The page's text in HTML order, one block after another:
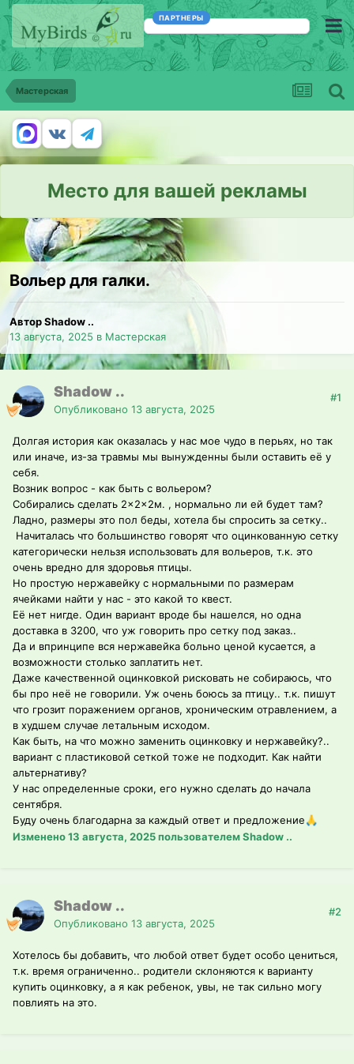
ПАРТНЕРЫ
Мастерская
Место для вашей рекламы
Вольер для галки.
Автор Shadow ..
13 августа, 2025 в Мастерская
Shadow ..
Опубликовано 13 августа, 2025
#1
Долгая история как оказалась у нас мое чудо в перьях, но так
или иначе, из-за травмы мы вынужденны были оставить её у
себя.
Возник вопрос - как быть с вольером?
Собирались сделать 2×2×2м. , нормально ли ей будет там?
Ладно, размеры это пол беды, хотела бы спросить за сетку..
Начиталась что большинство говорят что оцинкованную сетку
категорически нельзя использовать для вольеров, т.к. это
очень вредно для здоровья птицы.
Но простую нержавейку с нормальными по размерам
ячейками найти у нас - это какой то квест.
Её нет нигде. Один вариант вроде бы нашелся, но одна
доставка в 3200, что уж говорить про сетку под заказ..
Да и впринципе вся нержавейка больно ценой кусается, а
возможности столько заплатить нет.
Даже качественной оцинковкой рисковать не собираюсь, что
бы про неё не говорили. Уж очень боюсь за птицу.. т.к. пишут
что грозит поражением органов, хроническим отравлением, а
в худшем случае летальным исходом.
Как быть, на что можно заменить оцинковку и нержавейку?..
вариант с пластиковой сеткой тоже не подходит. Как найти
альтернативу?
У нас определенные сроки, его нужно сделать до начала
сентября.
Буду очень благодарна за каждый ответ и предложение 🙏
Изменено13 августа, 2025пользователем Shadow ..
Shadow ..
Опубликовано 13 августа, 2025
#2
Хотелось бы добавить, что любой ответ будет особо цениться,
т.к. время ограниченно.. родители склоняются к варианту
купить оцинковку, а я как ребенок, увы, не так сильно могу
повлиять на это.